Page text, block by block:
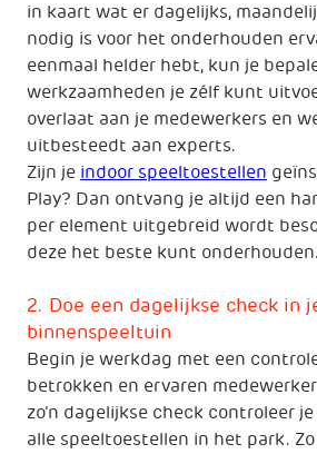
in kaart wat er dagelijks,
nodig is voor het onderhouden
eenmaal helder hebt, kun je
werkzaamheden je zélf kunt
overlaat aan je medewerkers en
uitbesteedt aan experts.
Zijn je indoor speeltoestellen
Play? Dan ontvang je altijd een
per element uitgebreid wordt
deze het beste kunt onderhouden.
2. Doe een dagelijkse check in
binnenspeeltuin
Begin je werkdag met een
betrokken en ervaren
zo’n dagelijkse check controleer
alle speeltoestellen in het park.